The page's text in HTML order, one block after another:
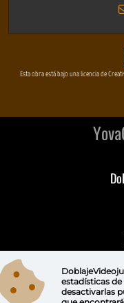
Esta obra está bajo una licencia de
estadísticas de
desactivarlas